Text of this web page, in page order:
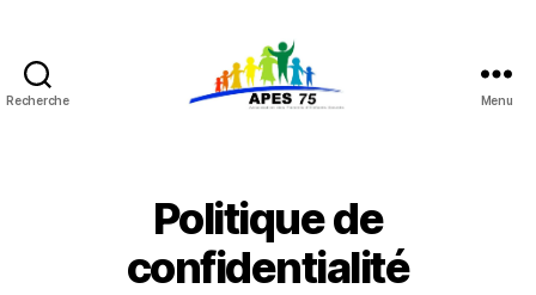
Recherche Menu
Politique de
confidentialité